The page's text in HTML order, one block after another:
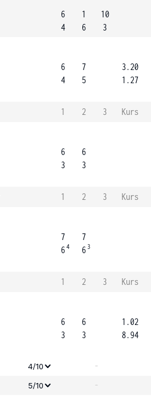
6
4
1
6
10
3
6
4
7
5
3.20
1.27
1 2 3
Kurs
6
3
6
3
1 2 3
Kurs
7
64
7
6 3
1 2 3
Kurs
6
3
6
3
1.02
8.94
4/10 -
5/10 -